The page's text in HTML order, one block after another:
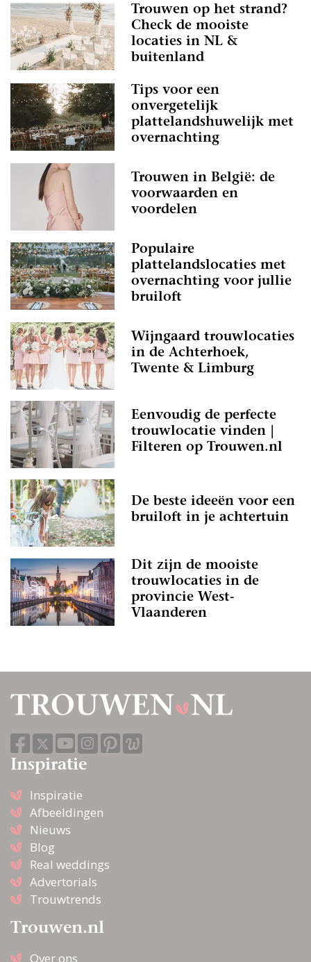
Trouwen op het strand?
Check de mooiste
locaties in NL &
buitenland
Tips voor een
onvergetelijk
plattelandshuwelijk met
overnachting
Trouwen in België: de
voorwaarden en
voordelen
Populaire
plattelandslocaties met
overnachting voor jullie
bruiloft
Wijngaard trouwlocaties
in de Achterhoek,
Twente & Limburg
Eenvoudig de perfecte
trouwlocatie vinden |
Filteren op Trouwen.nl
De beste ideeën voor een
bruiloft in je achtertuin
Dit zijn de mooiste
trouwlocaties in de
provincie West-
Vlaanderen
Inspiratie
Inspiratie
Afbeeldingen
Nieuws
Blog
Real weddings
Advertorials
Trouwtrends
Trouwen.nl
Over ons